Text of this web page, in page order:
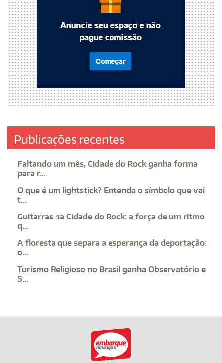
Publicações recentes
Faltando um mês, Cidade do Rock ganha forma
para r...
O que é um lightstick? Entenda o símbolo que vai
t...
Guitarras na Cidade do Rock: a força de um ritmo
q...
A floresta que separa a esperança da deportação:
o...
Turismo Religioso no Brasil ganha Observatório e
S...